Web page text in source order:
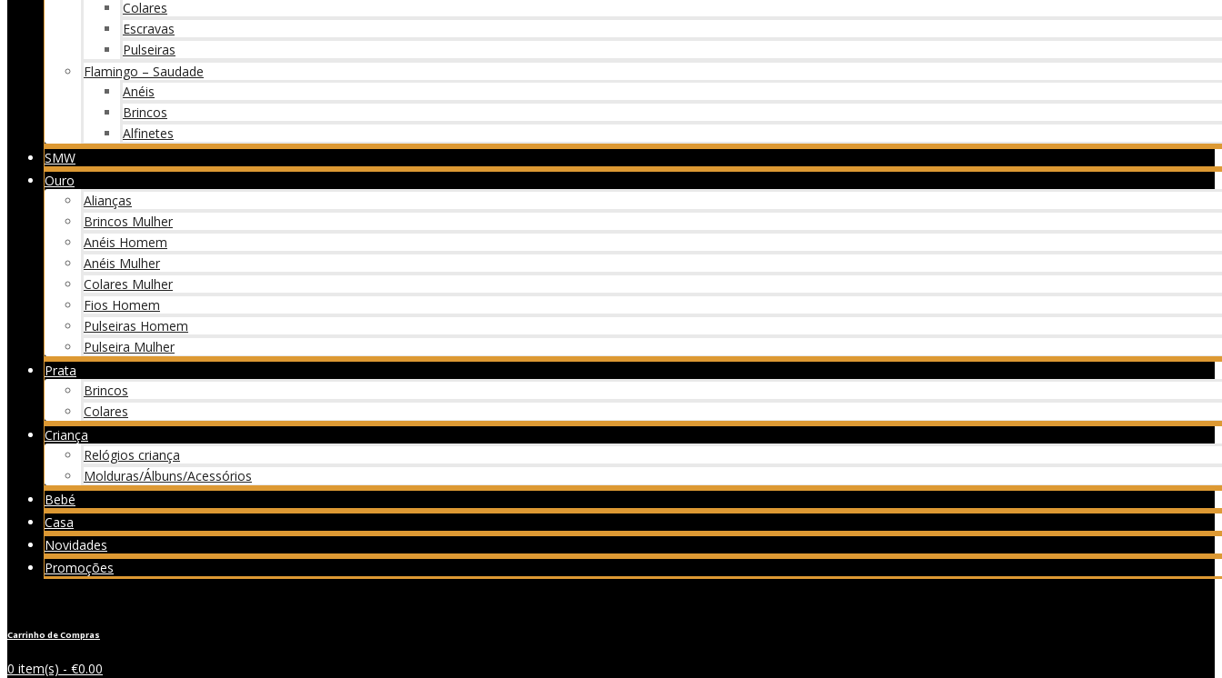
Colares
Escravas
Pulseiras
Flamingo – Saudade
Anéis
Brincos
Alfinetes
SMW
Ouro
Alianças
Brincos Mulher
Anéis Homem
Anéis Mulher
Colares Mulher
Fios Homem
Pulseiras Homem
Pulseira Mulher
Prata
Brincos
Colares
Criança
Relógios criança
Molduras/Álbuns/Acessórios
Bebé
Casa
Novidades
Promoções
Carrinho de Compras
0 item(s) - €0.00